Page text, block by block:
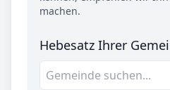
machen.
Hebesatz Ihrer